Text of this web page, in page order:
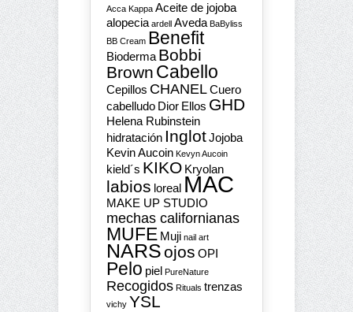
Acca Kappa Aceite de jojoba
alopecia ardell Aveda BaByliss
BB Cream Benefit
Bioderma Bobbi
Brown Cabello
Cepillos CHANELCuero
cabelludo Dior Ellos GHD
Helena Rubinstein
hidratación InglotJojoba
Kevin Aucoin Kevyn Aucoin
kield´s KIKO Kryolan
labios loreal MAC
MAKE UP STUDIO
mechas californianas
MUFE Muji nail art
NARSojos OPI
Pelo piel PureNature
Recogidos Rituals trenzas
vichy YSL